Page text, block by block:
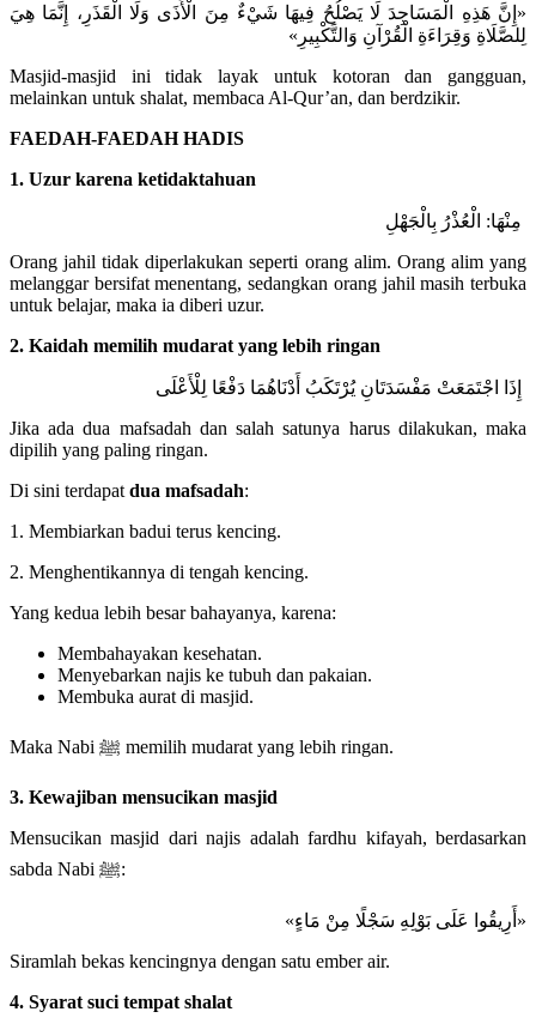
«إِنَّ هَذِهِ الْمَسَاجِدَ لَا يَصْلُحُ فِيهَا شَيْءٌ مِنَ الْأَذَى وَلَا الْقَذَرِ، إِنَّمَا هِيَ
لِلصَّلَاةِ وَقِرَاءَةِ الْقُرْآنِ وَالتَّكْبِيرِ»
Masjid-masjid ini tidak layak untuk kotoran dan gangguan,
melainkan untuk shalat, membaca Al-Qur’an, dan berdzikir.
FAEDAH-FAEDAH HADIS
1. Uzur karena ketidaktahuan
مِنْهَا: الْعُذْرُ بِالْجَهْلِ
Orang jahil tidak diperlakukan seperti orang alim. Orang alim yang
melanggar bersifat menentang, sedangkan orang jahil masih terbuka
untuk belajar, maka ia diberi uzur.
2. Kaidah memilih mudarat yang lebih ringan
إِذَا اجْتَمَعَتْ مَفْسَدَتَانِ يُرْتَكَبُ أَدْنَاهُمَا دَفْعًا لِلْأَعْلَى
Jika ada dua mafsadah dan salah satunya harus dilakukan, maka
dipilih yang paling ringan.
Di sini terdapat dua mafsadah:
1. Membiarkan badui terus kencing.
2. Menghentikannya di tengah kencing.
Yang kedua lebih besar bahayanya, karena:
Membahayakan kesehatan.
Menyebarkan najis ke tubuh dan pakaian.
Membuka aurat di masjid.
Maka Nabi ﷺ memilih mudarat yang lebih ringan.
3. Kewajiban mensucikan masjid
Mensucikan masjid dari najis adalah fardhu kifayah, berdasarkan
sabda Nabi ﷺ:
«أَرِيقُوا عَلَى بَوْلِهِ سَجْلًا مِنْ مَاءٍ»
Siramlah bekas kencingnya dengan satu ember air.
4. Syarat suci tempat shalat